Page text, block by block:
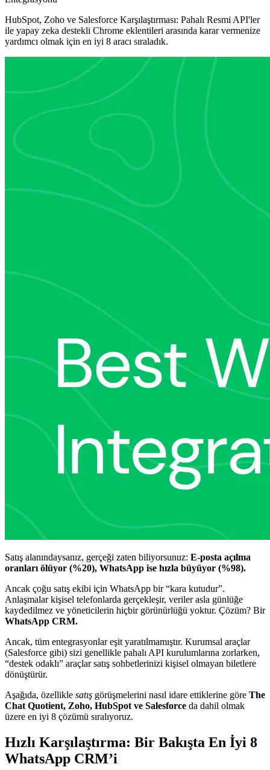
HubSpot, Zoho ve Salesforce Karşılaştırması: Pahalı Resmi API'ler
ile yapay zeka destekli Chrome eklentileri arasında karar vermenize
yardımcı olmak için en iyi 8 aracı sıraladık.
Satış alanındaysanız, gerçeği zaten biliyorsunuz: E-posta açılma
oranları ölüyor (%20), WhatsApp ise hızla büyüyor (%98).
Ancak çoğu satış ekibi için WhatsApp bir “kara kutudur”.
Anlaşmalar kişisel telefonlarda gerçekleşir, veriler asla günlüğe
kaydedilmez ve yöneticilerin hiçbir görünürlüğü yoktur. Çözüm? Bir
WhatsApp CRM.
Ancak, tüm entegrasyonlar eşit yaratılmamıştır. Kurumsal araçlar
(Salesforce gibi) sizi genellikle pahalı API kurulumlarına zorlarken,
“destek odaklı” araçlar satış sohbetlerinizi kişisel olmayan biletlere
dönüştürür.
Aşağıda, özellikle satış görüşmelerini nasıl idare ettiklerine göre The
Chat Quotient, Zoho, HubSpot ve Salesforce da dahil olmak
üzere en iyi 8 çözümü sıralıyoruz.
Hızlı Karşılaştırma: Bir Bakışta En İyi 8
WhatsApp CRM’i